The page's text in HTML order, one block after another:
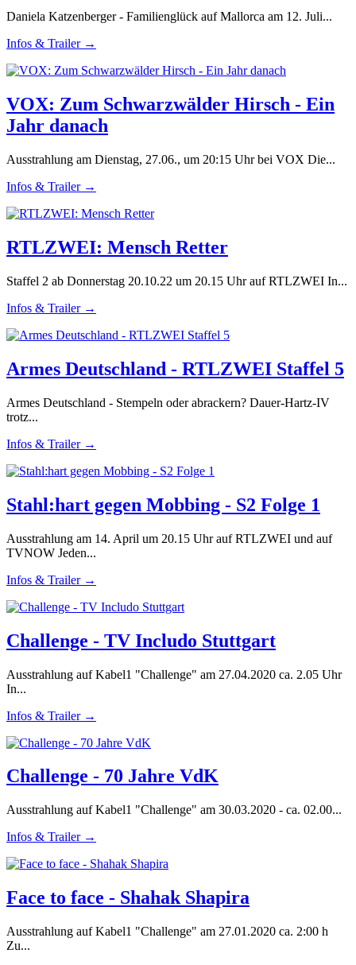
Daniela Katzenberger - Familienglück auf Mallorca am 12. Juli...
Infos & Trailer →
VOX: Zum Schwarzwälder Hirsch - Ein
Jahr danach
Ausstrahlung am Dienstag, 27.06., um 20:15 Uhr bei VOX Die...
Infos & Trailer →
RTLZWEI: Mensch Retter
Staffel 2 ab Donnerstag 20.10.22 um 20.15 Uhr auf RTLZWEI In...
Infos & Trailer →
Armes Deutschland - RTLZWEI Staffel 5
Armes Deutschland - Stempeln oder abrackern? Dauer-Hartz-IV
trotz...
Infos & Trailer →
Stahl:hart gegen Mobbing - S2 Folge 1
Ausstrahlung am 14. April um 20.15 Uhr auf RTLZWEI und auf
TVNOW Jeden...
Infos & Trailer →
Challenge - TV Includo Stuttgart
Ausstrahlung auf Kabel1 "Challenge" am 27.04.2020 ca. 2.05 Uhr
In...
Infos & Trailer →
Challenge - 70 Jahre VdK
Ausstrahlung auf Kabel1 "Challenge" am 30.03.2020 - ca. 02.00...
Infos & Trailer →
Face to face - Shahak Shapira
Ausstrahlung auf Kabel1 "Challenge" am 27.01.2020 ca. 2:00 h
Zu...